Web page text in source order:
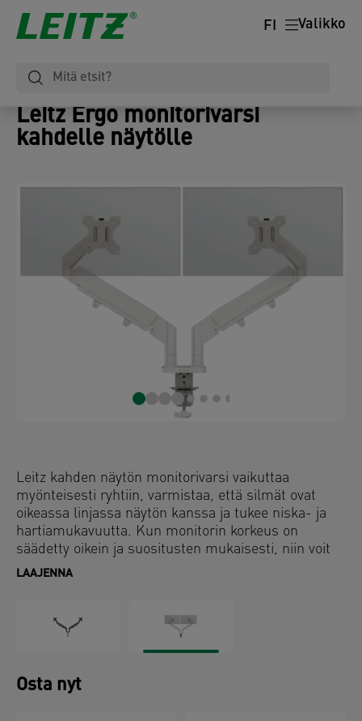
Valikko
FI
Leitz Ergo monitorivarsi
kahdelle näytölle
Leitz kahden näytön monitorivarsi vaikuttaa
myönteisesti ryhtiin, varmistaa, että silmät ovat
oikeassa linjassa näytön kanssa ja tukee niska- ja
hartiamukavuutta. Kun monitorin korkeus on
säädetty oikein ja suositusten mukaisesti, niin voit
nauttia ihanteellisesta ergonomisesta asennosta.
vaihtaa vaaka- ja pystyasennon välillä. Sen design
on ihanteellinen, kun tilaa on vähän käytössä, ja se
vapauttaa arvokasta työpöytätilaa. Lyhyen varren
ansiosta näyttö on mahdollista asettaa hyvin lähellä
seinää mahdollistaen maksimaallisen tilan säästön.
LAAJENNA
Osta nyt